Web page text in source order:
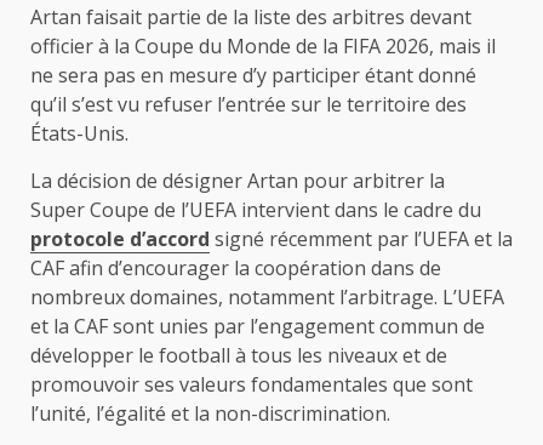
Artan faisait partie de la liste des arbitres devant
officier à la Coupe du Monde de la FIFA 2026, mais il
ne sera pas en mesure d’y participer étant donné
qu’il s’est vu refuser l’entrée sur le territoire des
États-Unis.
La décision de désigner Artan pour arbitrer la
Super Coupe de l’UEFA intervient dans le cadre du
protocole d’accord signé récemment par l’UEFA et la
CAF afin d’encourager la coopération dans de
nombreux domaines, notamment l’arbitrage. L’UEFA
et la CAF sont unies par l’engagement commun de
développer le football à tous les niveaux et de
promouvoir ses valeurs fondamentales que sont
l’unité, l’égalité et la non-discrimination.